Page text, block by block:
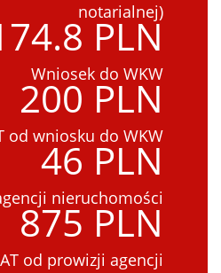
notarialnej)
PLN
Wniosek do WKW
200 PLN
od wniosku do WKW
46 PLN
nieruchomości
875 PLN
od prowizji agencji